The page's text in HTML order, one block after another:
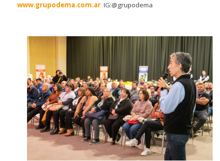
www.grupodema.com.ar IG:@grupodema